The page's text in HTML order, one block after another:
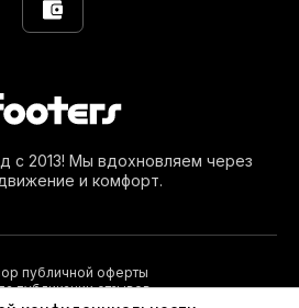
с 2013! Мы вдохновляем через
и комфорт.
публичной оферты
публикации отзывов